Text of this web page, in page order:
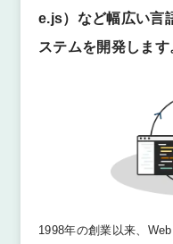
e.js）など幅広い言
ステムを開発します
1998年の創業以来、